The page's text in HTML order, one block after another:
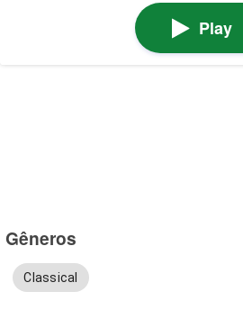
Play
Gêneros
Classical